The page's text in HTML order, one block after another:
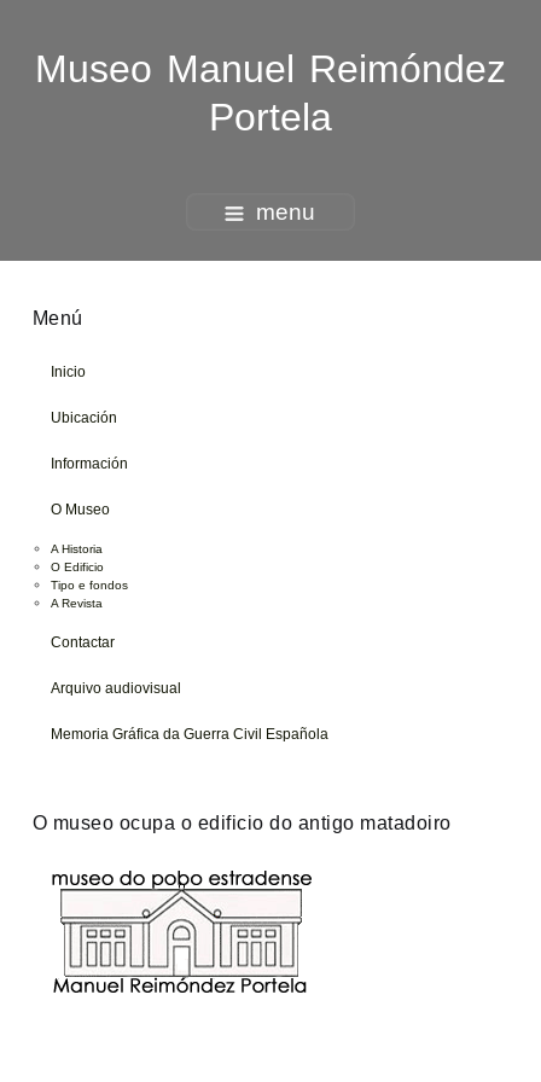
Museo Manuel Reimóndez
Portela
menu
Menú
Inicio
Ubicación
Información
O Museo
A Historia
O Edificio
Tipo e fondos
A Revista
Contactar
Arquivo audiovisual
Memoria Gráfica da Guerra Civil Española
O museo ocupa o edificio do antigo matadoiro